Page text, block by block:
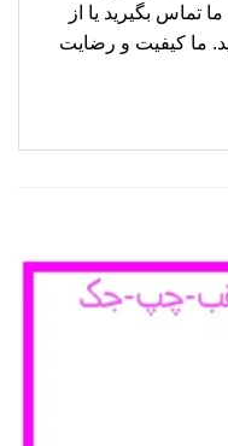
تماس بگیرید یا از
ما کیفیت و رضایت